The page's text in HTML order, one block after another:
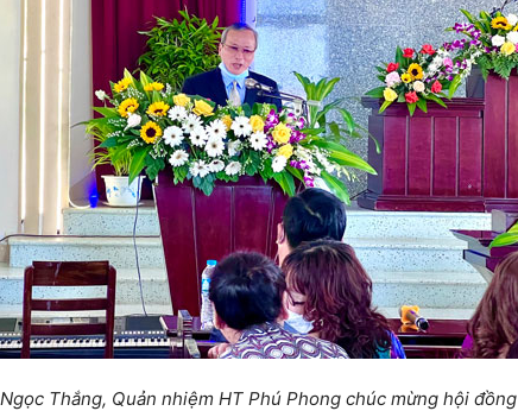
Thắng, Quản nhiệm HT Phú Phong chúc mừng hội đồng